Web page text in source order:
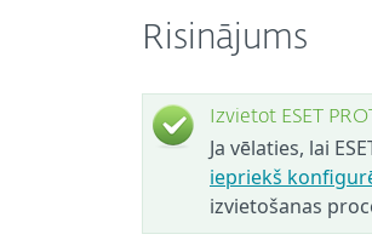
Risinājums
Izvietot ESET
Ja vēlaties, lai
iepriekš
izvietošanas